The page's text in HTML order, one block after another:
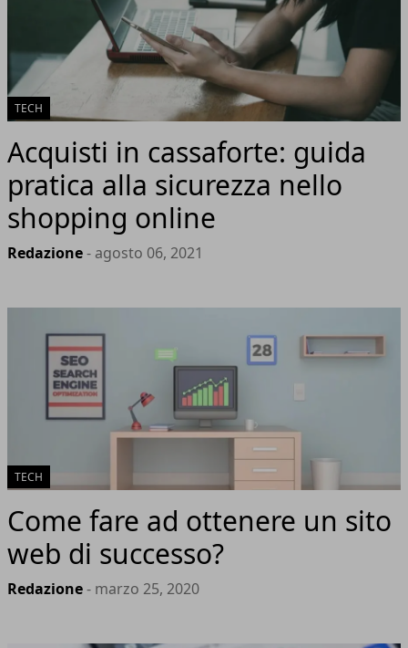
TECH
Acquisti in cassaforte: guida
pratica alla sicurezza nello
shopping online
Redazione- agosto 06, 2021
TECH
Come fare ad ottenere un sito
web di successo?
Redazione- marzo 25, 2020